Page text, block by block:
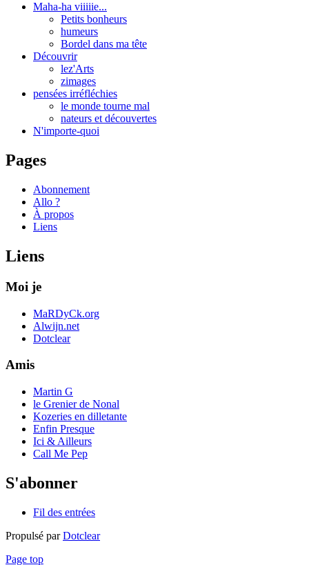
Maha-ha viiiiie...
Petits bonheurs
humeurs
Bordel dans ma tête
Découvrir
lez'Arts
zimages
pensées irréfléchies
le monde tourne mal
nateurs et découvertes
N'importe-quoi
Pages
Abonnement
Allo ?
À propos
Liens
Liens
Moi je
MaRDyCk.org
Alwijn.net
Dotclear
Amis
Martin G
le Grenier de Nonal
Kozeries en dilletante
Enfin Presque
Ici & Ailleurs
Call Me Pep
S'abonner
Fil des entrées
Propulsé parDotclear
Page top